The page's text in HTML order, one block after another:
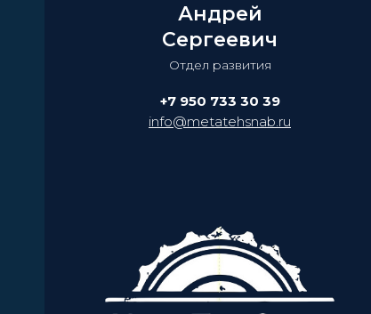
Андрей
Сергеевич
Отдел развития
+7 950 733 30 39
info@metatehsnab.ru